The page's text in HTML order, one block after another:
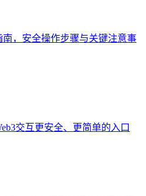
南，安全操作步骤与关键注意事
交互更安全、更简单的入口